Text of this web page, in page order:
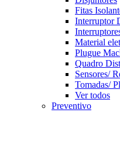
Fitas
Interruptor
Material
Plugue
Quadro
Sensores/
Tomadas/
Ver todos
Preventivo